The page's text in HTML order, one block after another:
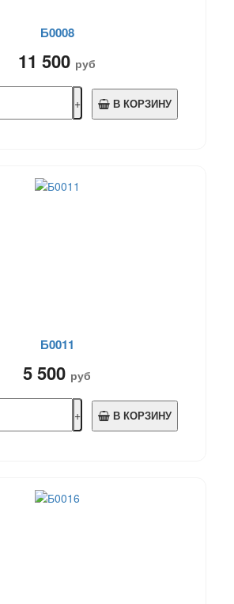
Б0008
11 500 руб
В КОРЗИНУ
Б0011
5 500 руб
В КОРЗИНУ